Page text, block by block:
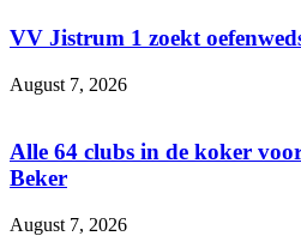
VV Jistrum 1 zoekt
August 7, 2026
Alle 64 clubs in de koker
Beker
August 7, 2026